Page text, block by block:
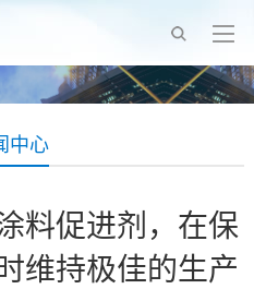
中心
料促进剂，在保
维持极佳的生产